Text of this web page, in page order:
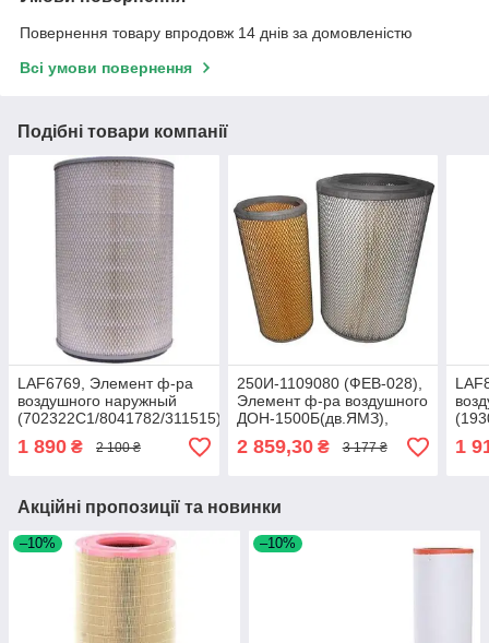
Повернення товару впродовж 14 днів за домовленістю
Всі умови повернення
Подібні товари компанії
LAF6769, Элемент ф-ра
воздушного наружный
(702322C1/8041782/311515),
Дон-1500Б
1 890 ₴ 2 100 ₴
250И-1109080 (ФЕВ-028),
Элемент ф-ра воздушного
ДОН-1500Б(дв.ЯМЗ),
ХТЗ-17021(дв.ЯМЗ) (к-т)
2 859,30₴ 3 177 ₴ 1
Акційні пропозиції та новинки
–10% –10%